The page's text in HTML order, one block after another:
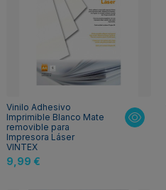
Vinilo Adhesivo
Imprimible Blanco Mate
removible para
Impresora Láser
VINTEX
9,99 €